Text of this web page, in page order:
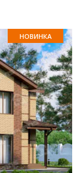
НОВИНКА